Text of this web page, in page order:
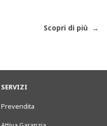
Scopri di più
SERVIZI
Prevendita